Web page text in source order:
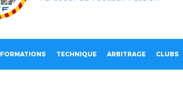
FORMATIONS TECHNIQUE ARBITRAGE CLUBS